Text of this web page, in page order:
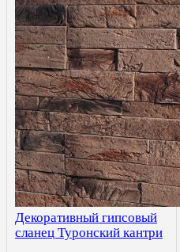
Декоративный гипсовый
сланец Туронский кантри